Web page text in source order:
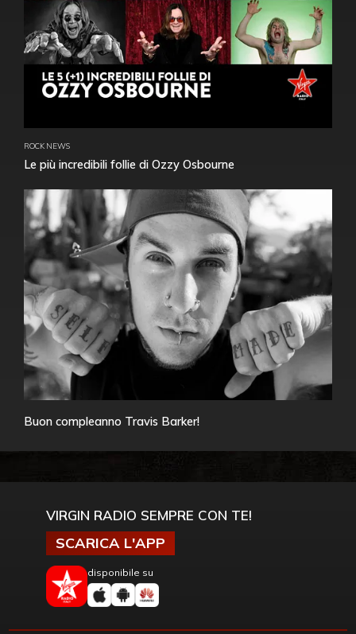
ROCK NEWS
Le più incredibili follie di Ozzy Osbourne
Buon compleanno Travis Barker!
VIRGIN RADIO SEMPRE CON TE!
SCARICA L'APP
disponibile su